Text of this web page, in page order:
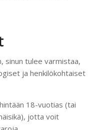
sinun tulee varmistaa,
ja henkilökohtaiset
18-vuotias (tai
jotta voit